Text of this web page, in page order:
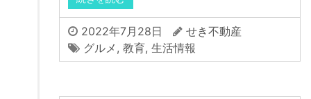
2022年7月28日
せき不動産
グルメ , 教育, 生活情報